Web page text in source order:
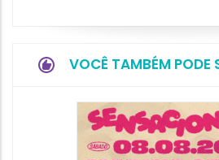
VOCÊ TAMBÉM PODE